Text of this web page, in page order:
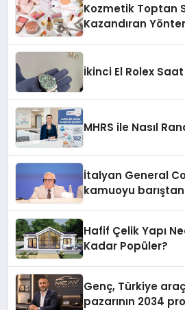
Kozmetik Toptan
Kazandıran
İkinci El Rolex Saat
MHRS ile Nasıl
İtalyan General
kamuoyu
Hafif Çelik Yapı
Kadar Popüler?
Genç, Türkiye
pazarının 2034